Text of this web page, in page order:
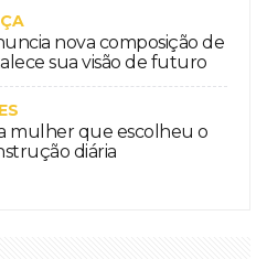
nova composição de
sua visão de futuro
mulher que escolheu o
diária